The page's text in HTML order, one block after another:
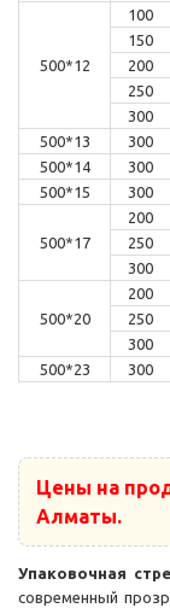
500*12
100
150
200
250
300
500*13
300
500*14
300
500*15
300
500*17
200
250
300
500*20
200
250
300
500*23
300
Цены на
Алматы.
Упаковочная
современный